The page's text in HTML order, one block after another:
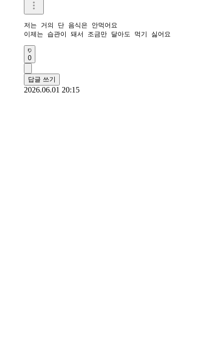
저는 거의 단 음식은 안먹어요
이제는 습관이 돼서 조금만 달아도 먹기 싫어요
0
답글 쓰기
2026.06.01 20:15